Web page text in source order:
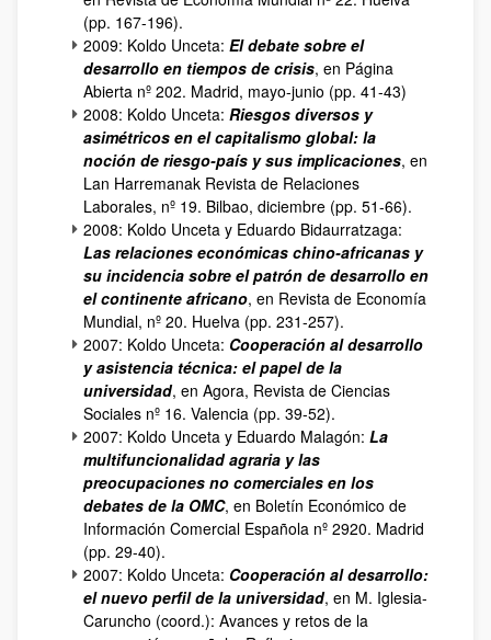
(pp. 167-196).
2009: Koldo Unceta: El debate sobre el
desarrollo en tiempos de crisis, en Página
Abierta nº 202. Madrid, mayo-junio (pp. 41-43)
2008: Koldo Unceta: Riesgos diversos y
asimétricos en el capitalismo global: la
noción de riesgo-país y sus implicaciones, en
Lan Harremanak Revista de Relaciones
Laborales, nº 19. Bilbao, diciembre (pp. 51-66).
2008: Koldo Unceta y Eduardo Bidaurratzaga:
Las relaciones económicas chino-africanas y
su incidencia sobre el patrón de desarrollo en
el continente africano, en Revista de Economía
Mundial, nº 20. Huelva (pp. 231-257).
2007: Koldo Unceta: Cooperación al desarrollo
y asistencia técnica: el papel de la
universidad, en Agora, Revista de Ciencias
Sociales nº 16. Valencia (pp. 39-52).
2007: Koldo Unceta y Eduardo Malagón: La
multifuncionalidad agraria y las
preocupaciones no comerciales en los
debates de la OMC, en Boletín Económico de
Información Comercial Española nº 2920. Madrid
(pp. 29-40).
2007: Koldo Unceta: Cooperación al desarrollo:
el nuevo perfil de la universidad, en M. Iglesia-
Caruncho (coord.): Avances y retos de la